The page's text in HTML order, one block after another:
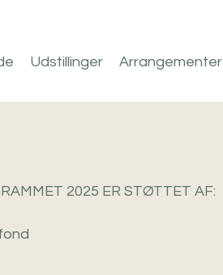
Udstillinger Arrangementer
2025 ER STØTTET AF: